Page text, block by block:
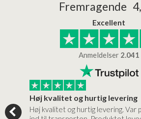
Fremragende
Excellent
Anmeldelser 2.041
Høj kvalitet og hurtig levering
Høj kvalitet og hurtig levering. Var